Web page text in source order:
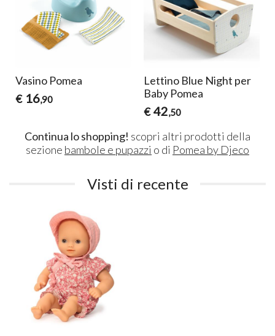
Vasino Pomea
€ 16,90
Lettino Blue Night per
Baby Pomea
€ 42,50
Continua lo shopping! scopri altri prodotti della
sezione bambole e pupazzi o di Pomea by Djeco
Visti di recente